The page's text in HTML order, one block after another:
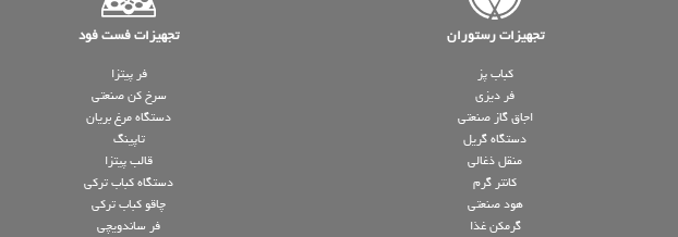
تجهیزات رستوران تجهیزات فست فود
کباب پز
فر دیزی
اجاق گاز صنعتی
دستگاه گریل
منقل ذغالی
کانتر گرم
هود صنعتی
گرمکن غذا
فر پیتزا
سرخ کن صنعتی
دستگاه مرغ بریان
تاپینگ
قالب پیتزا
دستگاه کباب ترکی
چاقو کباب ترکی
فر ساندویچی